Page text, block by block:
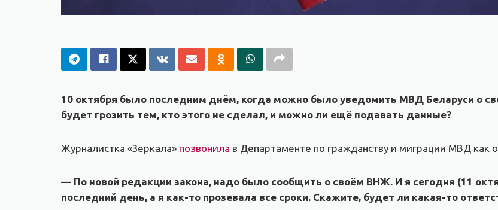
10 октября было последним днём, когда можно было уведомить МВД Беларуси о
будет грозить тем, кто этого не сделал, и можно ли ещё подавать данные?
Журналистка «Зеркала» позвонила в Департаменте по гражданству и миграции МВД как
— По новой редакции закона, надо было сообщить о своём ВНЖ. И я сегодня (11
последний день, а я как-то прозевала все сроки. Скажите, будет ли какая-то